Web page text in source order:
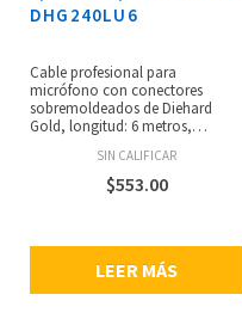
DHG240LU6
Cable profesional para
micrófono con conectores
sobremoldeados de Diehard
Gold, longitud: 6 metros,
pines y XLR macho de 3 pines,
cubierta de PVC de alta
flexibilidad de 6.5 mm, primer
blindaje de cable denso de cobre
SIN CALIFICAR
$553.00
LEER MÁS